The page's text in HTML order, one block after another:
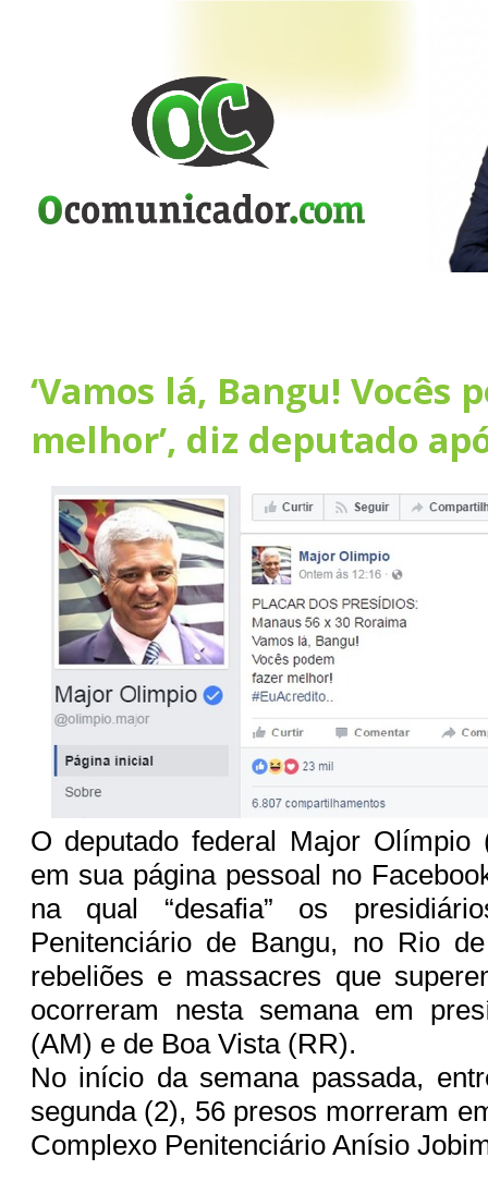
‘Vamos lá, Bangu! Vocês
melhor’, diz deputado
O deputado federal Major Olímpio
em sua página pessoal no
na qual “desafia” os
Penitenciário de Bangu, no Rio
rebeliões e massacres que
ocorreram nesta semana em
(AM) e de Boa Vista (RR).
No início da semana passada,
segunda (2), 56 presos morreram
Complexo Penitenciário Anísio